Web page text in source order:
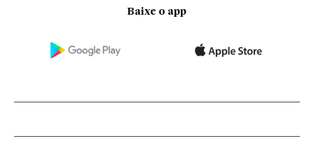
Baixe o app